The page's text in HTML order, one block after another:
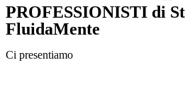
PROFESSIONISTI di
FluidaMente
Ci presentiamo